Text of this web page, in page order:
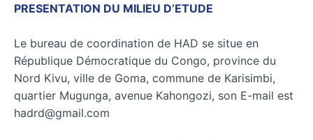
PRESENTATION DU MILIEU D’ETUDE
Le bureau de coordination de HAD se situe en
République Démocratique du Congo, province du
Nord Kivu, ville de Goma, commune de Karisimbi,
quartier Mugunga, avenue Kahongozi, son E-mail est
hadrd@gmail.com